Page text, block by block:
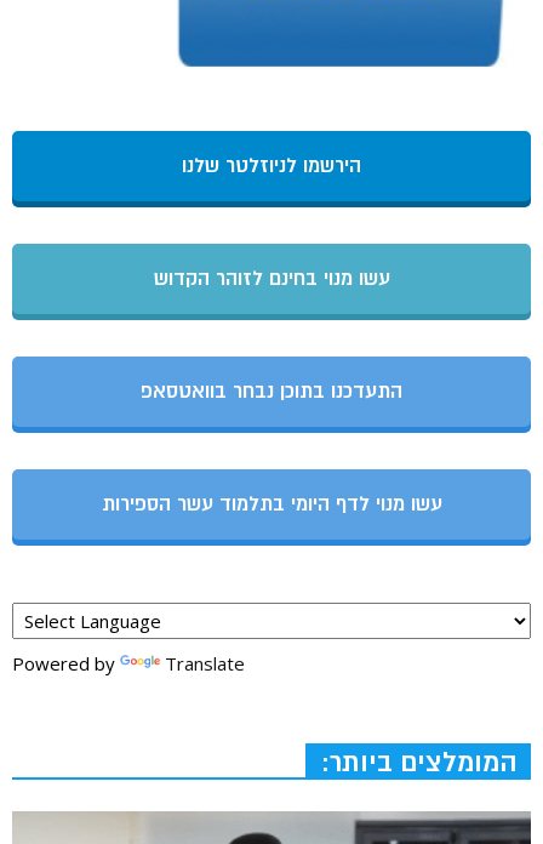
הירשמו לניוזלטר שלנו
עשו מנוי בחינם לזוהר הקדוש
התעדכנו בתוכן נבחר בוואטסאפ
עשו מנוי לדף היומי בתלמוד עשר הספירות
Powered by Translate
המומלצים ביותר: